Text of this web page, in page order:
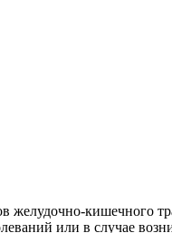
желудочно-кишечного
или в случае